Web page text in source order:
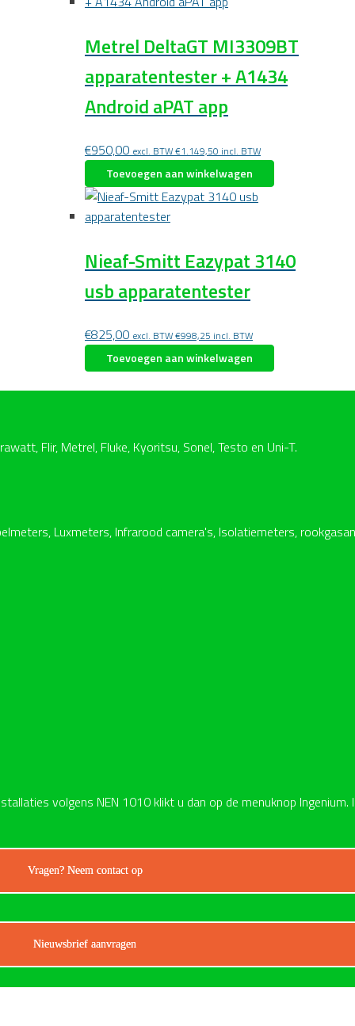
Metrel DeltaGT MI3309BT
apparatentester + A1434
Android aPAT app
€950,00 excl. BTW€1.149,50 incl. BTW
Toevoegen aan winkelwagen
Nieaf-Smitt Eazypat 3140
usb apparatentester
€825,00 excl. BTW€998,25 incl. BTW
Toevoegen aan winkelwagen
Flir, Metrel, Fluke, Kyoritsu, Sonel, Testo en Uni-T.
Luxmeters, Infrarood camera's, Isolatiemeters,
volgens NEN 1010 klikt u dan op de menuknop
Vragen? Neem contact op
Nieuwsbrief aanvragen